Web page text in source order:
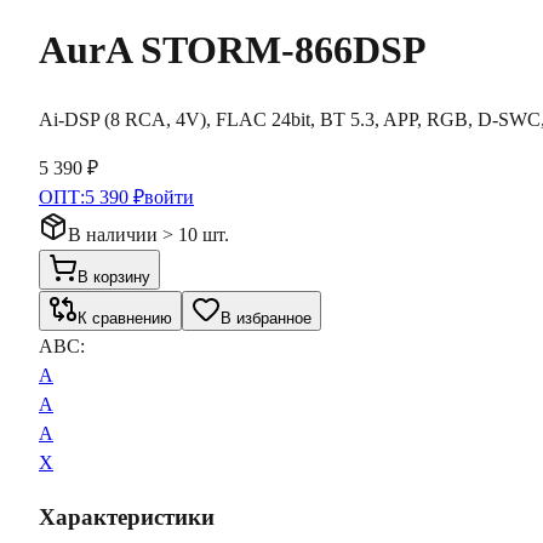
AurA STORM-866DSP
Ai-DSP (8 RCA, 4V), FLAC 24bit, BT 5.3, APP, RGB, D-
5 390 ₽
ОПТ:5 390 ₽войти
В наличии > 10 шт.
В корзину
К сравнению В избранное
ABC:
A
A
A
X
Характеристики